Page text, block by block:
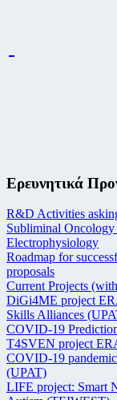
Ερευνητικά
R&D Activities
Subliminal
Electrophysiology
Roadmap for
proposals
Current Projects
DiGi4ME project
Skills Alliances
COVID-19
T4SVEN project
COVID-19
(UPAT)
LIFE project: Smart